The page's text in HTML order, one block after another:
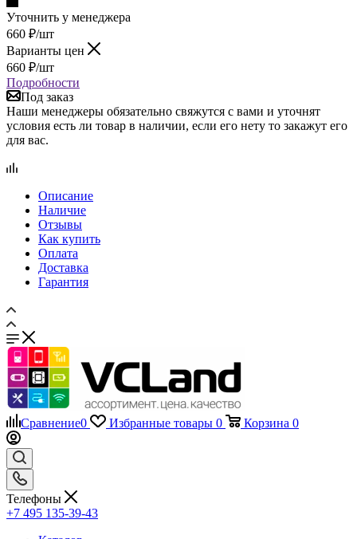
Варианты цен
660 ₽/шт
Подробности
Под заказ
Наши менеджеры обязательно свяжутся с вами и уточнят
условия есть ли товар в наличии, если его нету то закажут его
для вас.
Отзывы
Как купить
Оплата
Доставка
Гарантия
Сравнение Избранные товары 0
Телефоны
+7 495 135-39-43
Каталог
Назад